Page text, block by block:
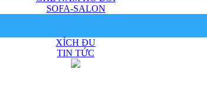
SOFA-SALON
XÍCH ĐU
TIN TỨC